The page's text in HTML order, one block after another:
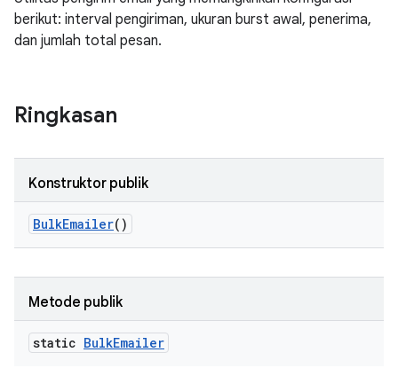
berikut: interval pengiriman, ukuran burst awal, penerima,
dan jumlah total pesan.
Ringkasan
Konstruktor publik
BulkEmailer()
Metode publik
static BulkEmailer